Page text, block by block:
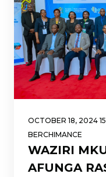
OCTOBER 18, 2024
BERCHIMANCE
WAZIRI
AFUNGA